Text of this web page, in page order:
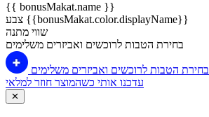
{{ bonusMakat.name }}
צבע {{bonusMakat.color.displayName}}
שווי מתנה
בחירת הטבות לרוכשים ואביזרים משלימים
בחירת הטבות לרוכשים ואביזרים משלימים
עדכנו אותי כשהמוצר חוזר למלאי
✕